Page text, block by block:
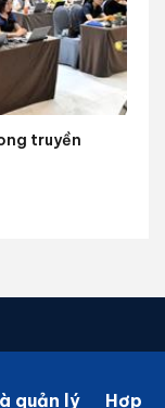
truyền
quản lý Hợp